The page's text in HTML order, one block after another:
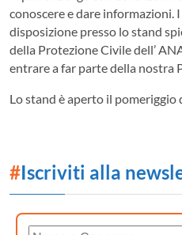
conoscere e dare informazioni.
disposizione presso lo stand
della Protezione Civile dell’
entrare a far parte della nostra
Lo stand è aperto il pomeriggio
#Iscriviti alla